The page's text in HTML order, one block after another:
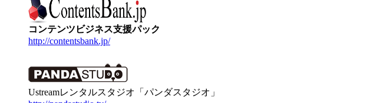
コンテンツビジネス支援パック
http://contentsbank.jp/
Ustreamレンタルスタジオ「パンダスタジオ」